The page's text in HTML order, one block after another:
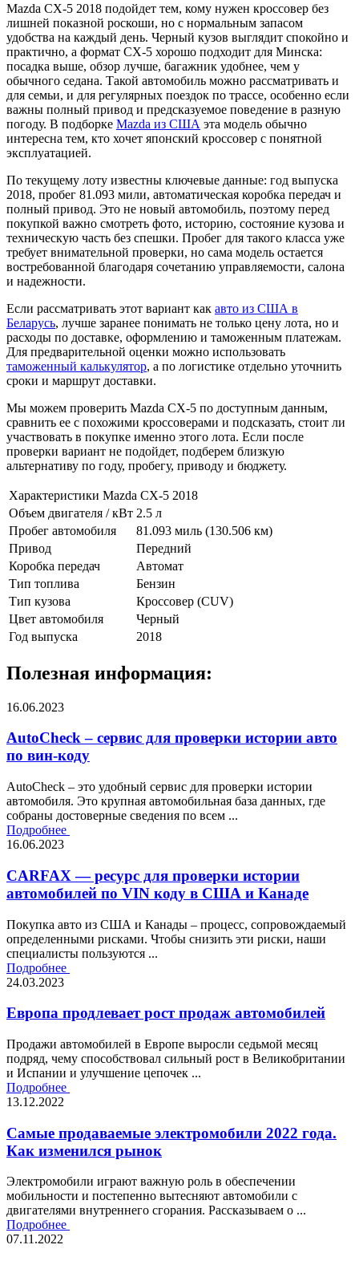
Mazda CX-5 2018 подойдет тем, кому нужен кроссовер без
лишней показной роскоши, но с нормальным запасом
удобства на каждый день. Черный кузов выглядит спокойно и
практично, а формат CX-5 хорошо подходит для Минска:
посадка выше, обзор лучше, багажник удобнее, чем у
обычного седана. Такой автомобиль можно рассматривать и
для семьи, и для регулярных поездок по трассе, особенно если
важны полный привод и предсказуемое поведение в разную
погоду. В подборке Mazda из США эта модель обычно
интересна тем, кто хочет японский кроссовер с понятной
эксплуатацией.
По текущему лоту известны ключевые данные: год выпуска
2018, пробег 81.093 мили, автоматическая коробка передач и
полный привод. Это не новый автомобиль, поэтому перед
покупкой важно смотреть фото, историю, состояние кузова и
техническую часть без спешки. Пробег для такого класса уже
требует внимательной проверки, но сама модель остается
востребованной благодаря сочетанию управляемости, салона
и надежности.
Если рассматривать этот вариант как авто из США в
Беларусь, лучше заранее понимать не только цену лота, но и
расходы по доставке, оформлению и таможенным платежам.
Для предварительной оценки можно использовать
таможенный калькулятор, а по логистике отдельно уточнить
сроки и маршрут доставки.
Мы можем проверить Mazda CX-5 по доступным данным,
сравнить ее с похожими кроссоверами и подсказать, стоит ли
участвовать в покупке именно этого лота. Если после
проверки вариант не подойдет, подберем близкую
альтернативу по году, пробегу, приводу и бюджету.
Характеристики Mazda CX-5 2018
Объем двигателя / кВт 2.5 л
Пробег автомобиля
81.093 миль (130.506 км)
Привод
Передний
Коробка передач
Автомат
Тип топлива
Бензин
Тип кузова
Кроссовер (CUV)
Цвет автомобиля
Черный
Год выпуска
2018
Полезная информация:
16.06.2023
AutoCheck – сервис для проверки истории авто
по вин-коду
AutoCheck – это удобный сервис для проверки истории
автомобиля. Это крупная автомобильная база данных, где
собраны достоверные сведения по всем ...
Подробнее
16.06.2023
CARFAX — ресурс для проверки истории
автомобилей по VIN коду в США и Канаде
Покупка авто из США и Канады – процесс, сопровождаемый
определенными рисками. Чтобы снизить эти риски, наши
специалисты пользуются ...
Подробнее
24.03.2023
Европа продлевает рост продаж автомобилей
Продажи автомобилей в Европе выросли седьмой месяц
подряд, чему способствовал сильный рост в Великобритании
и Испании и улучшение цепочек ...
Подробнее
13.12.2022
Самые продаваемые электромобили 2022 года.
Как изменился рынок
Электромобили играют важную роль в обеспечении
мобильности и постепенно вытесняют автомобили с
двигателями внутреннего сгорания. Рассказываем о ...
Подробнее
07.11.2022